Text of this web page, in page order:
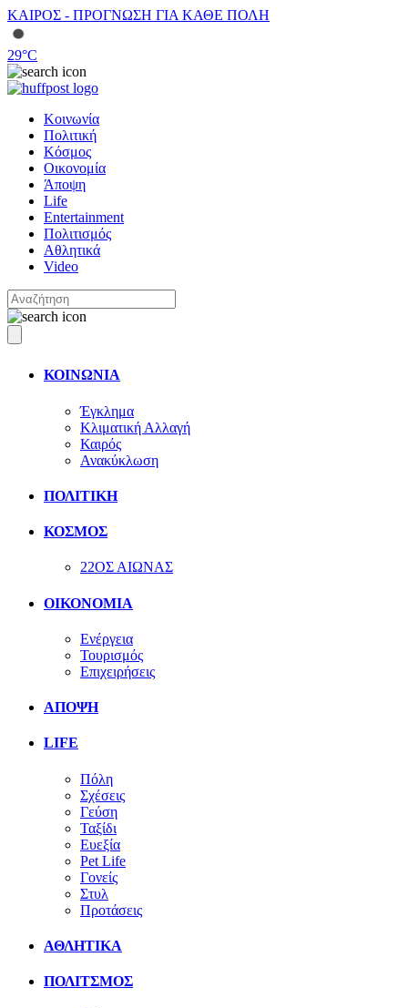
ΚΑΙΡΟΣ - ΠΡΟΓΝΩΣΗ ΓΙΑ ΚΑΘΕ ΠΟΛΗ
29°C
Κοινωνία
Πολιτική
Κόσμος
Οικονομία
Άποψη
Life
Entertainment
Πολιτισμός
Αθλητικά
Video
ΚΟΙΝΩΝΙΑ
Έγκλημα
Κλιματική Αλλαγή
Καιρός
Ανακύκλωση
ΠΟΛΙΤΙΚΗ
ΚΟΣΜΟΣ
22ΟΣ ΑΙΩΝΑΣ
ΟΙΚΟΝΟΜΙΑ
Ενέργεια
Τουρισμός
Επιχειρήσεις
ΑΠΟΨΗ
LIFE
Πόλη
Σχέσεις
Γεύση
Ταξίδι
Ευεξία
Pet Life
Γονείς
Στυλ
Προτάσεις
ΑΘΛΗΤΙΚΑ
ΠΟΛΙΤΣΜΟΣ